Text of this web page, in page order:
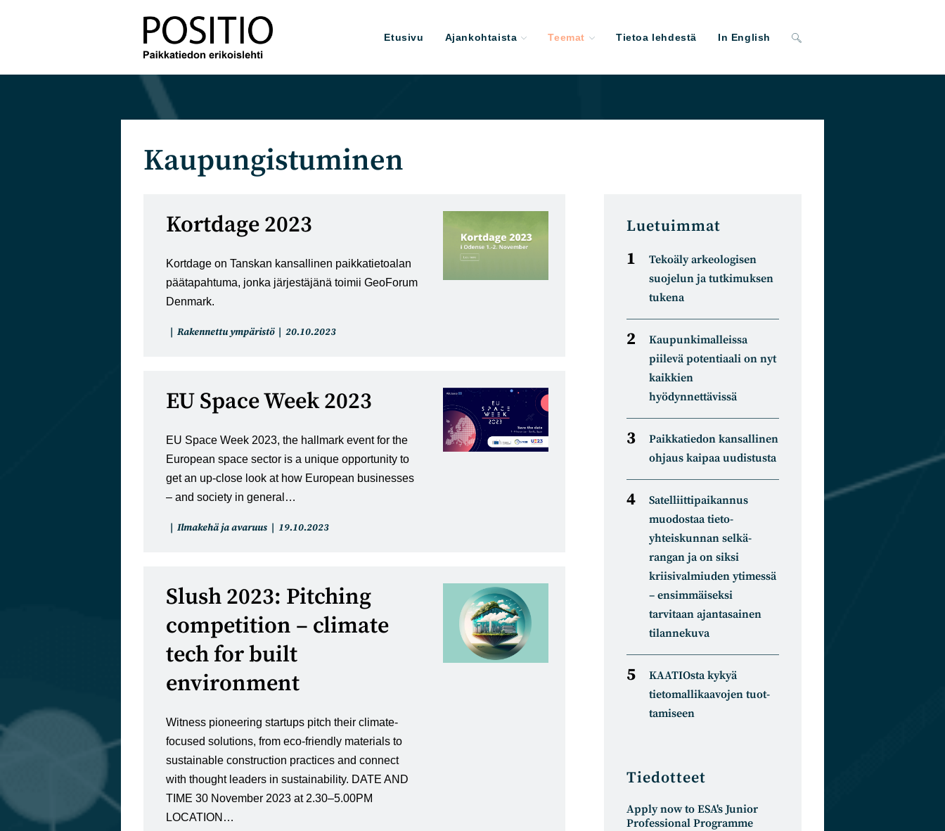
Etusivu Ajankohtaista Teemat Tietoa lehdestä In English Toggle
Kaupungistuminen
Kortdage 2023
Kortdage on Tanskan kansallinen paikkatietoalan
päätapahtuma, jonka järjestäjänä toimii GeoForum
Denmark.
Artikkelin
Rakennettu ympäristö
Artikkeli
20.10.2023
EU Space Week 2023
EU Space Week 2023, the hallmark event for the
European space sector is a unique opportunity to
get an up-close look at how European businesses
– and society in general…
Artikkelin
Ilmakehä ja avaruus
Artikkeli
19.10.2023
Slush 2023: Pitching
competition – climate
tech for built
environment
Witness pioneering startups pitch their climate-
focused solutions, from eco-friendly materials to
sustainable construction practices and connect
with thought leaders in sustainability. DATE AND
TIME 30 November 2023 at 2.30–5.00PM
LOCATION…
Luetuimmat
Tekoäly arkeologisen
suojelun ja tutkimuksen
tukena
Kaupunkimalleissa
piilevä potentiaali on nyt
kaikkien
hyödynnettävissä
Paikkatiedon kansallinen
ohjaus kaipaa uudistusta
Satelliitti­paikannus
muodostaa tieto­
yhteiskunnan selkä­
rangan ja on siksi
kriisivalmiuden ytimessä
– ensimmäiseksi
tarvitaan ajantasainen
tilannekuva
KAATIOsta kykyä
tietomal­likaa­vojen tuot­
tamiseen
Tiedotteet
Apply now to ESA's Junior
Professional Programme